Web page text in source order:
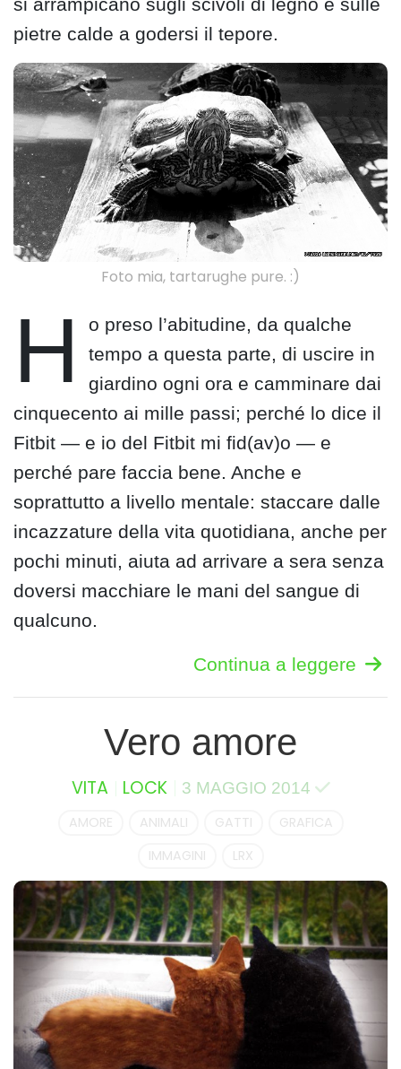
pietre calde a godersi il tepore.
Foto mia, tartarughe pure. :)
H
o preso l’abitudine, da qualche
tempo a questa parte, di uscire in
giardino ogni ora e camminare dai
cinquecento ai mille passi; perché lo dice il
Fitbit — e io del Fitbit mi fid(av)o — e
perché pare faccia bene. Anche e
soprattutto a livello mentale: staccare dalle
incazzature della vita quotidiana, anche per
pochi minuti, aiuta ad arrivare a sera senza
doversi macchiare le mani del sangue di
qualcuno.
Continua a leggere
Vero amore
VITA LOCK 3 MAGGIO 2014
AMORE ANIMALI GATTI
GRAFICA
IMMAGINI
LRX